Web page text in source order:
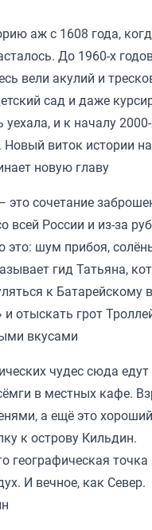
аж с 1608 года,
До 1960-х
вели акулий и
сад и даже
и к началу
виток истории
новую главу
это сочетание
всей России и из-за
это: шум прибоя,
гид Татьяна,
к Батарейскому
отыскать грот
вкусами
чудес сюда
сёмги в местных
а ещё это хороший
к острову Кильдин.
географическая
И вечное, как Север.